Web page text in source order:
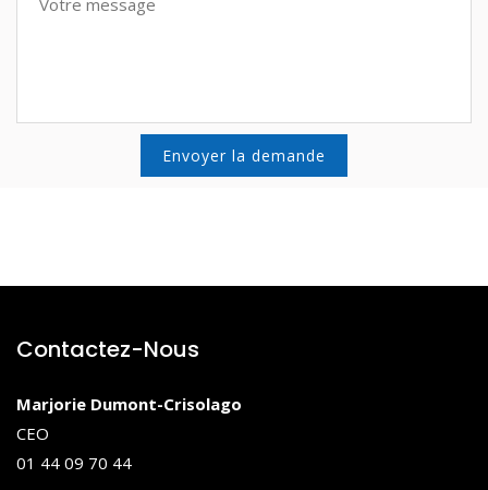
Contactez-Nous
Marjorie Dumont-Crisolago
CEO
01 44 09 70 44